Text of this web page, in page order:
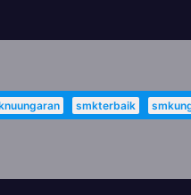
smkterbaik